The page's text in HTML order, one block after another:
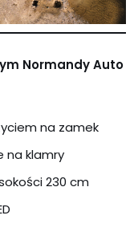
Normandy Auto
na zamek
na klamry
230 cm